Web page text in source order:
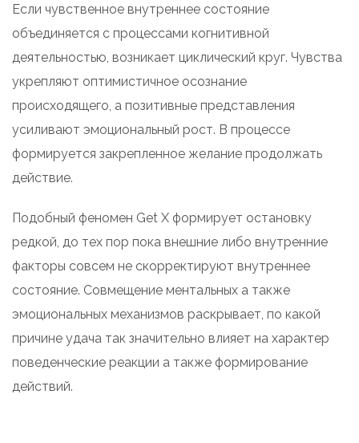
Если чувственное внутреннее состояние
объединяется с процессами когнитивной
деятельностью, возникает циклический круг. Чувства
укрепляют оптимистичное осознание
происходящего, а позитивные представления
усиливают эмоциональный рост. В процессе
формируется закрепленное желание продолжать
действие.
Подобный феномен Get X формирует остановку
редкой, до тех пор пока внешние либо внутренние
факторы совсем не скорректируют внутреннее
состояние. Совмещение ментальных а также
эмоциональных механизмов раскрывает, по какой
причине удача так значительно влияет на характер
поведенческие реакции а также формирование
действий.